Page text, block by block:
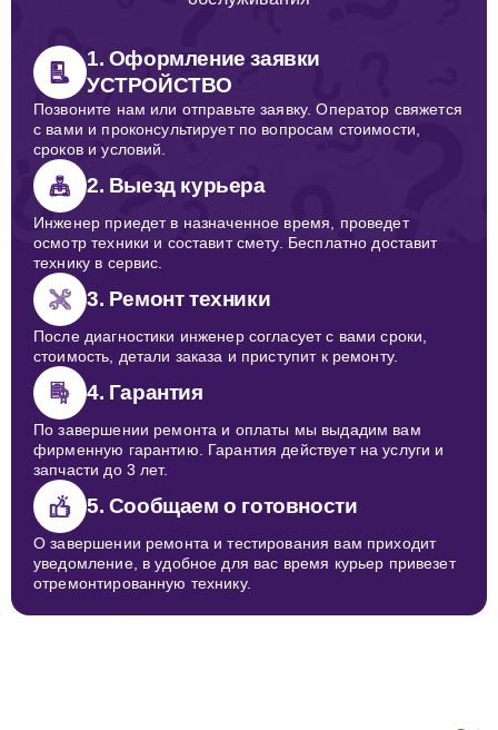
1. Оформление заявки
УСТРОЙСТВО
Позвоните нам или отправьте заявку. Оператор свяжется
с вами и проконсультирует по вопросам стоимости,
сроков и условий.
2. Выезд курьера
Инженер приедет в назначенное время, проведет
осмотр техники и составит смету. Бесплатно доставит
технику в сервис.
3. Ремонт техники
После диагностики инженер согласует с вами сроки,
стоимость, детали заказа и приступит к ремонту.
4. Гарантия
По завершении ремонта и оплаты мы выдадим вам
фирменную гарантию. Гарантия действует на услуги и
запчасти до 3 лет.
5. Сообщаем о готовности
О завершении ремонта и тестирования вам приходит
уведомление, в удобное для вас время курьер привезет
отремонтированную технику.